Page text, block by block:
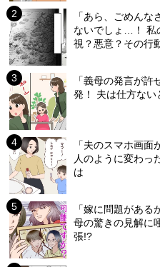
「あら、ごめん
ないでしょ…！ 私
視？悪意？その行
「義母の発言が
発！ 夫は仕方ない
「夫のスマホ画
人のように変わっ
は
「嫁に問題があ
母の驚きの見解に
張!?